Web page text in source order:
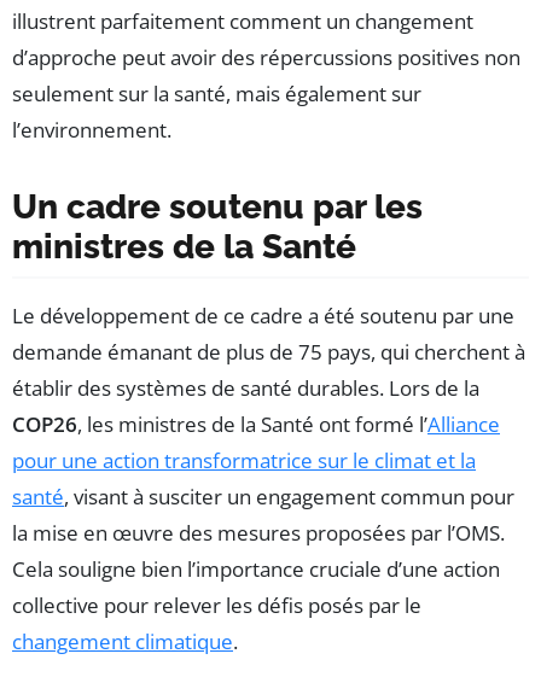
illustrent parfaitement comment un changement
d’approche peut avoir des répercussions positives non
seulement sur la santé, mais également sur
l’environnement.
Un cadre soutenu par les
ministres de la Santé
Le développement de ce cadre a été soutenu par une
demande émanant de plus de 75 pays, qui cherchent à
établir des systèmes de santé durables. Lors de la
COP26, les ministres de la Santé ont formé l’Alliance
pour une action transformatrice sur le climat et la
santé, visant à susciter un engagement commun pour
la mise en œuvre des mesures proposées par l’OMS.
Cela souligne bien l’importance cruciale d’une action
collective pour relever les défis posés par le
changement climatique.